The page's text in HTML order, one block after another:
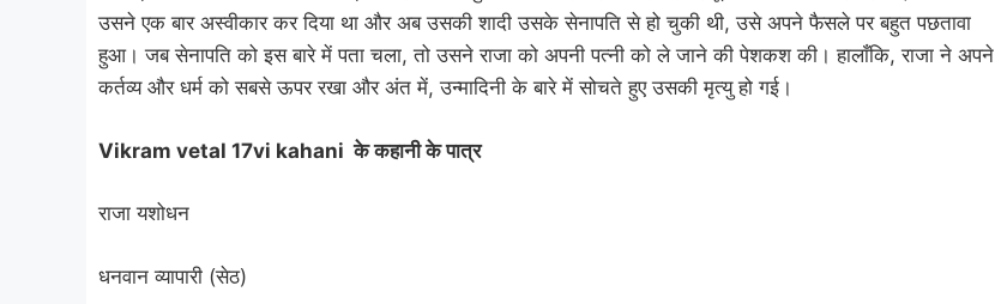
उसने एक बार अस्वीकार कर दिया था और अब उसकी शादी उसके सेनापति से हो चुकी थी, उसे अपने फैसले पर बहुत पछतावा
हुआ। जब सेनापति को इस बारे में पता चला, तो उसने राजा को अपनी पत्नी को ले जाने की पेशकश की। हालाँकि, राजा ने अपने
कर्तव्य और धर्म को सबसे ऊपर रखा और अंत में, उन्मादिनी के बारे में सोचते हुए उसकी मृत्यु हो गई।
Vikram vetal 17vi kahaniकेकहानी के पात्र
राजा यशोधन
धनवान व्यापारी (सेठ)